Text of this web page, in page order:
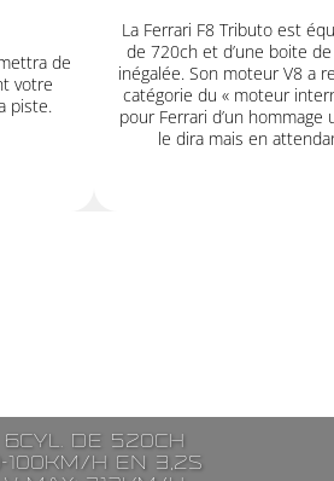
de
votre
piste.
La Ferrari F8 Tributo est
de 720ch et d’une boite
inégalée. Son moteur V8 a
catégorie du « moteur
pour Ferrari d’un hommage
le dira mais en
6cyl. de 520ch
100km/h en 3,2s